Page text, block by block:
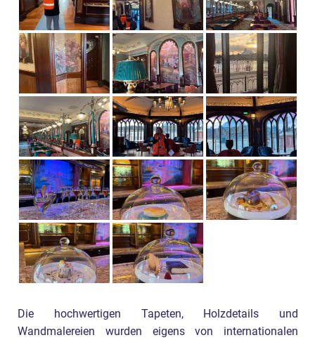
Die hochwertigen Tapeten, Holzdetails und
Wandmalereien wurden eigens von internationalen